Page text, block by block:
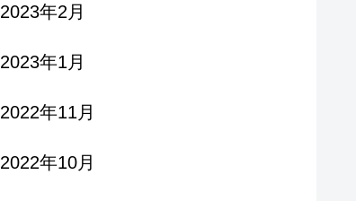
2023年2月
2023年1月
2022年11月
2022年10月